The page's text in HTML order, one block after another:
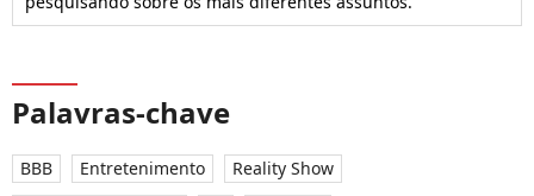
Palavras-chave
BBB Entretenimento
Reality Show